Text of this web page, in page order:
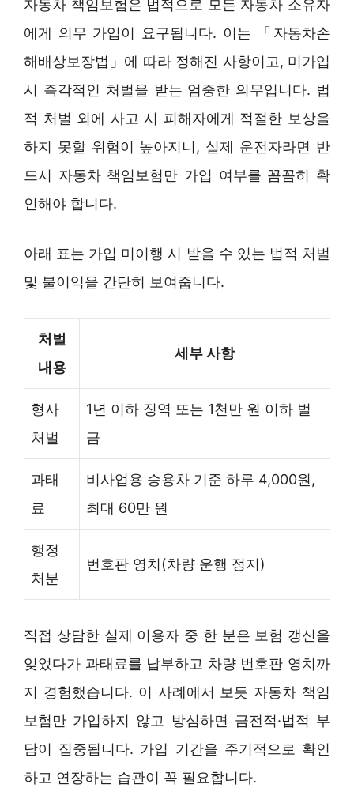
자동차 책임보험은 법적으로 모든 자동차 소유자
에게 의무 가입이 요구됩니다. 이는 「자동차손
해배상보장법」에 따라 정해진 사항이고, 미가입
시 즉각적인 처벌을 받는 엄중한 의무입니다. 법
적 처벌 외에 사고 시 피해자에게 적절한 보상을
하지 못할 위험이 높아지니, 실제 운전자라면 반
드시 자동차 책임보험만 가입 여부를 꼼꼼히 확
인해야 합니다.
아래 표는 가입 미이행 시 받을 수 있는 법적 처벌
및 불이익을 간단히 보여줍니다.
처벌
내용
세부 사항
형사
처벌
1년 이하 징역 또는 1천만 원 이하 벌
금
과태
료
비사업용 승용차 기준 하루 4,000원,
최대 60만 원
행정
처분
번호판 영치(차량 운행 정지)
직접 상담한 실제 이용자 중 한 분은 보험 갱신을
잊었다가 과태료를 납부하고 차량 번호판 영치까
지 경험했습니다. 이 사례에서 보듯 자동차 책임
보험만 가입하지 않고 방심하면 금전적·법적 부
담이 집중됩니다. 가입 기간을 주기적으로 확인
하고 연장하는 습관이 꼭 필요합니다.